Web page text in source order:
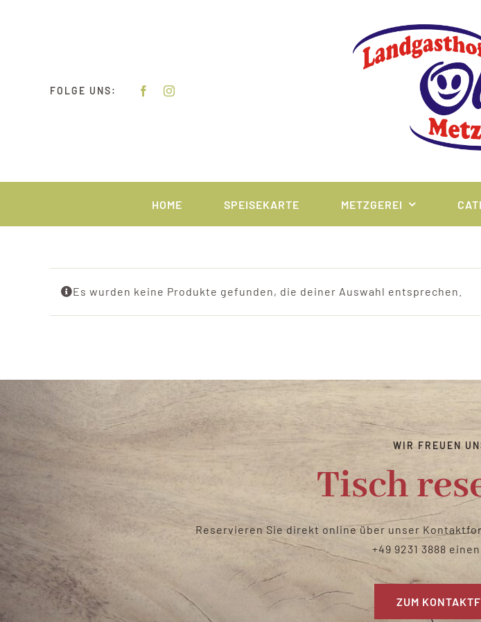
FOLGE UNS:
HOME SPEISEKARTE METZGEREI
Es wurden keine Produkte gefunden, die deiner Auswahl entsprechen.
WIR FREUEN
Tisch
Reservieren Sie direkt online über unser
+49 9231 3888
ZUM